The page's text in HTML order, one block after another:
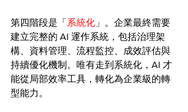
第四階段是「 系統化 」。企業最終需要
建立完整的 AI 運作系統，包括治理架
構、資料管理、流程監控、成效評估與
持續優化機制。唯有走到系統化，AI 才
能從局部效率工具，轉化為企業級的轉
型能力。